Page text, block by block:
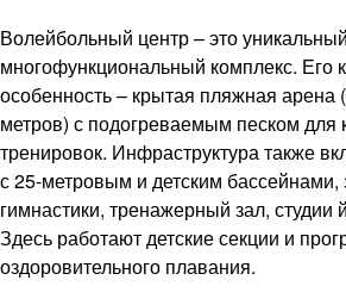
Волейбольный центр – это уникальный
многофункциональный комплекс. Его
особенность – крытая пляжная арена
метров) с подогреваемым песком для
тренировок. Инфраструктура также
с 25-метровым и детским бассейнами,
гимнастики, тренажерный зал, студии
Здесь работают детские секции и
оздоровительного плавания.